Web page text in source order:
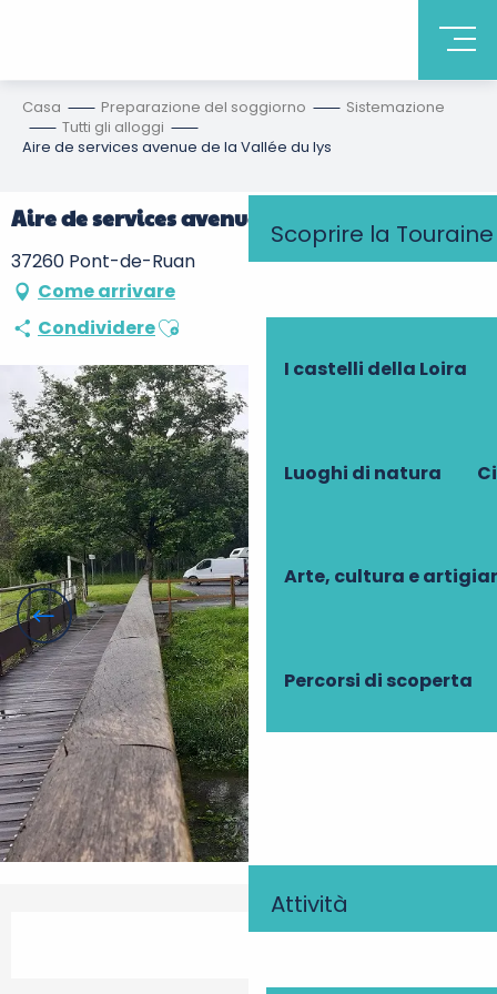
Scoprire la Touraine
I castelli della Loira
Luoghi di natura
Arte, cultura e
Percorsi di scoperta
Attività
Casa Preparazione del soggiorno
Sistemazione
Tutti gli alloggi
Aire de services avenue de la Vallée du lys
Aire de services avenue de la Vallée du lys
37260 Pont-de-Ruan
Come arrivare
CondividereAjouter aux favoris